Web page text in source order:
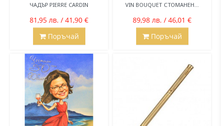
ЧАДЪР PIERRE CARDIN
81,95 лв. / 41,90 €
Поръчай
VIN BOUQUET СТОМАНЕН...
89,98 лв. / 46,01 €
Поръчай